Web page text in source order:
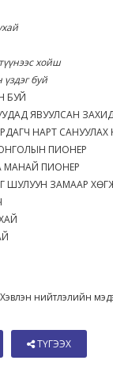
хойш
буй
БУЙ
ЯВУУЛСАН
НАРТ САНУУЛАХ
ПИОНЕР
МАНАЙ ПИОНЕР
ШУЛУУН ЗАМААР
нийтлэлийн
ТҮГЭЭХ